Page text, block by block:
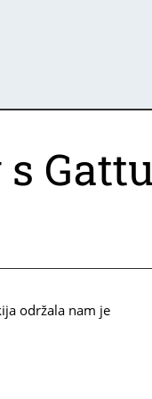
održala nam je